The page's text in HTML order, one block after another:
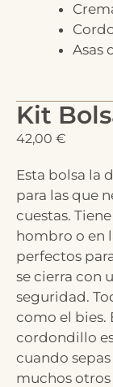
Asas
Kit
42,00 €
Esta bolsa la
para las que
cuestas.
hombro o en
perfectos
se cierra con
seguridad.
como el bies.
cordondillo
cuando
muchos